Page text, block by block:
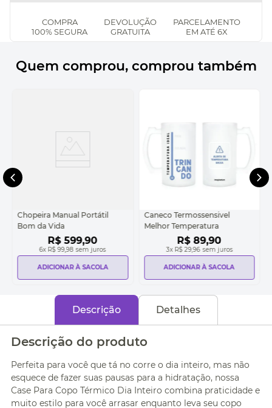
COMPRA
100% SEGURA
DEVOLUÇÃO
GRATUITA
PARCELAMENTO
EM ATÉ 6X
Quem comprou, comprou também
Chopeira Manual Portátil
Bom da Vida
R$ 599,90
6x R$ 99,98 sem juros
ADICIONAR À SACOLA
Caneco Termossensivel
Melhor Temperatura
R$ 89,90
3x R$ 29,96 sem juros
ADICIONAR À SACOLA
Descrição Detalhes
Descrição do produto
Perfeita para você que tá no corre o dia inteiro, mas não
esquece de fazer suas pausas para a hidratação, nossa
Case Para Copo Térmico Dia Inteiro combina praticidade e
muito estilo para você arrasar enquanto leva seu copo